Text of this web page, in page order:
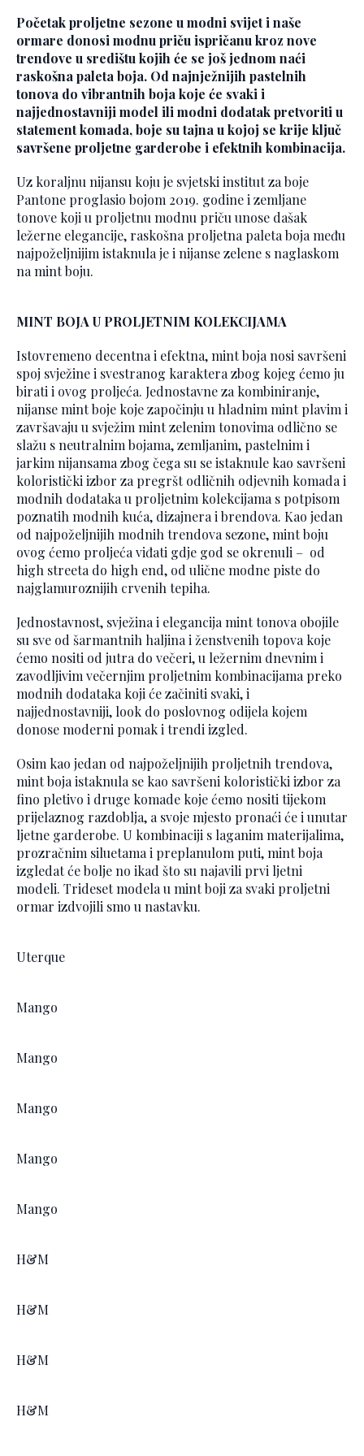
Početak proljetne sezone u modni svijet i naše
ormare donosi modnu priču ispričanu kroz nove
trendove u središtu kojih će se još jednom naći
raskošna paleta boja. Od najnježnijih pastelnih
tonova do vibrantnih boja koje će svaki i
najjednostavniji model ili modni dodatak pretvoriti u
statement komada, boje su tajna u kojoj se krije ključ
savršene proljetne garderobe i efektnih kombinacija.
Uz koraljnu nijansu koju je svjetski institut za boje
Pantone proglasio bojom 2019. godine i zemljane
tonove koji u proljetnu modnu priču unose dašak
ležerne elegancije, raskošna proljetna paleta boja među
najpoželjnijim istaknula je i nijanse zelene s naglaskom
na mint boju.
MINT BOJA U PROLJETNIM KOLEKCIJAMA
Istovremeno decentna i efektna, mint boja nosi savršeni
spoj svježine i svestranog karaktera zbog kojeg ćemo ju
birati i ovog proljeća. Jednostavne za kombiniranje,
nijanse mint boje koje započinju u hladnim mint plavim i
završavaju u svježim mint zelenim tonovima odlično se
slažu s neutralnim bojama, zemljanim, pastelnim i
jarkim nijansama zbog čega su se istaknule kao savršeni
koloristički izbor za pregršt odličnih odjevnih komada i
modnih dodataka u proljetnim kolekcijama s potpisom
poznatih modnih kuća, dizajnera i brendova. Kao jedan
od najpoželjnijih modnih trendova sezone, mint boju
ovog ćemo proljeća viđati gdje god se okrenuli – od
high streeta do high end, od ulične modne piste do
najglamuroznijih crvenih tepiha.
Jednostavnost, svježina i elegancija mint tonova obojile
su sve od šarmantnih haljina i ženstvenih topova koje
ćemo nositi od jutra do večeri, u ležernim dnevnim i
zavodljivim večernjim proljetnim kombinacijama preko
modnih dodataka koji će začiniti svaki, i
najjednostavniji, look do poslovnog odijela kojem
donose moderni pomak i trendi izgled.
Osim kao jedan od najpoželjnijih proljetnih trendova,
mint boja istaknula se kao savršeni koloristički izbor za
fino pletivo i druge komade koje ćemo nositi tijekom
prijelaznog razdoblja, a svoje mjesto pronaći će i unutar
ljetne garderobe. U kombinaciji s laganim materijalima,
prozračnim siluetama i preplanulom puti, mint boja
izgledat će bolje no ikad što su najavili prvi ljetni
modeli. Trideset modela u mint boji za svaki proljetni
ormar izdvojili smo u nastavku.
Uterque
Mango
Mango
Mango
Mango
Mango
H&M
H&M
H&M
H&M